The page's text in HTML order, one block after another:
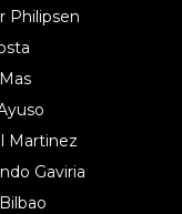
Philipsen
Martinez
Gaviria